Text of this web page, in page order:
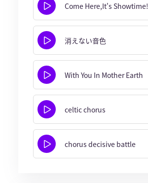
Come Here,It's Showtime!
消えない音色
With You In Mother Earth
celtic chorus
chorus decisive battle